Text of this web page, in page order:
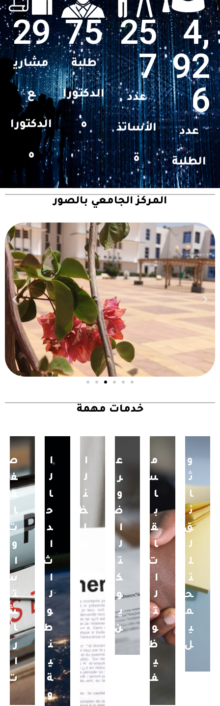
4,
92
6
عدد
الطلبة
25
7
عدد
الأساتذ
ة
75
طلبة
الدكتورا
ه
29
مشاري
ع
الدكتورا
ه
المركز الجامعي بالصور
خدمات مهمة
و
ث
ا
ئ
ق
ل
ل
ت
ح
م
ي
ل
م
س
ا
ب
ق
ا
ت
ا
ل
ت
و
ظ
ي
ف
ع
ر
و
ض
ا
ل
ت
ك
و
ي
ن
ا
ل
ن
ظ
ا
ل
د
ا
خ
ل
ي
ل
ل
ا
ل
ا
ح
د
ا
ث
ا
ل
و
ط
ن
ي
ة
و
ص
ف
ق
ا
ت
و
ا
س
ت
ش
ا
ر
ا
ت